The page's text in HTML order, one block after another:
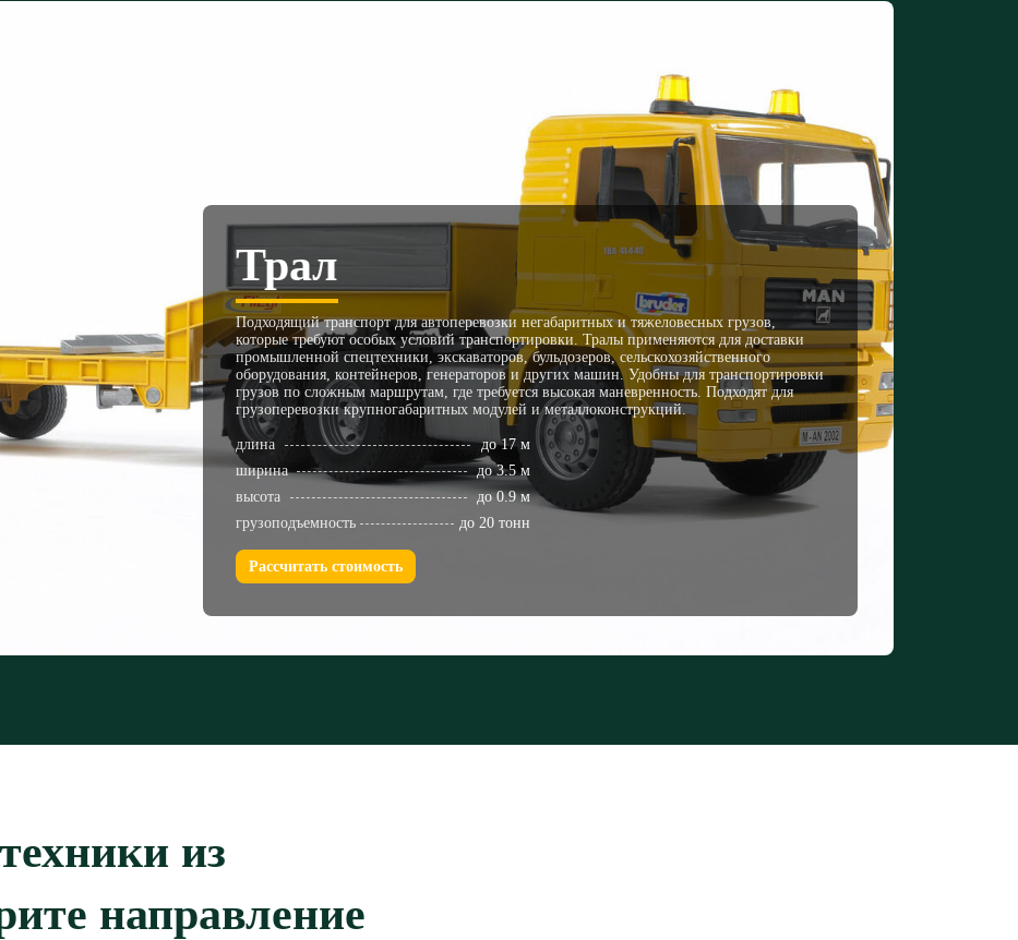
Трал
Подходящий транспорт для автоперевозки негабаритных и тяжеловесных грузов,
которые требуют особых условий транспортировки. Тралы применяются для доставки
промышленной спецтехники, экскаваторов, бульдозеров, сельскохозяйственного
оборудования, контейнеров, генераторов и других машин. Удобны для транспортировки
грузов по сложным маршрутам, где требуется высокая маневренность. Подходят для
грузоперевозки крупногабаритных модулей и металлоконструкций.
длина
до 17 м
ширина
до 3.5 м
высота
до 0.9 м
грузоподъемность
до 20 тонн
Рассчитать стоимость
из
направление